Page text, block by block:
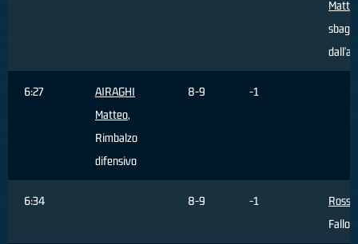
6:27
AIRAGHI
Matteo,
Rimbalzo
difensivo
8-9 -1
6:34 8-9 -1
Rossi
Fallo